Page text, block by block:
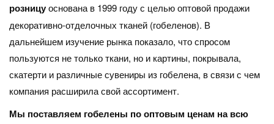
розницуоснована в 1999 году с целью оптовой продажи
декоративно-отделочных тканей (гобеленов). В
дальнейшем изучение рынка показало, что спросом
пользуются не только ткани, но и картины, покрывала,
скатерти и различные сувениры из гобелена, в связи с чем
компания расширила свой ассортимент.
Мы поставляем гобелены по оптовым ценам на всю